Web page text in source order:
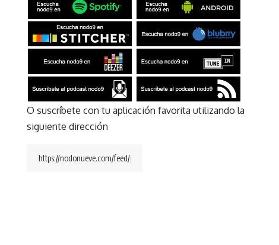
O suscríbete con tu aplicación favorita utilizando la
siguiente dirección